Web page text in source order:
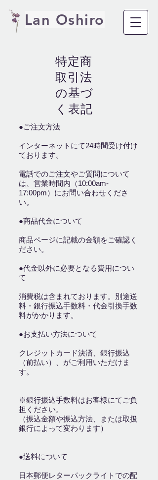
Lan Oshiro
​特定商
取引法
の基づ
く表記
●ご注文方法
インターネットにて24時間受け付け
ております。
電話でのご注文やご質問について
は、営業時間内（10:00am-
17:00pm）にお問い合わせくださ
い。
●商品代金について
商品ページに記載の金額をご確認く
ださい。
●代金以外に必要となる費用につい
て
消費税は含まれております。別途送
料・銀行振込手数料・代金引換手数
料がかかります。
●お支払い方法について
クレジットカード決済、銀行振込
（前払い）、がご利用いただけま
す。
※銀行振込手数料はお客様にてご負
担ください。
（振込金額や振込方法、または取扱
銀行によって変わります）
●送料について
日本郵便レターパックライトでの配